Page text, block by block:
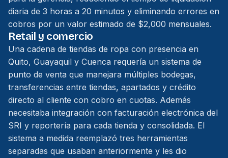
diaria de 3 horas a 20 minutos y eliminando errores en
cobros por un valor estimado de $2,000 mensuales.
Retail y comercio
Una cadena de tiendas de ropa con presencia en
Quito, Guayaquil y Cuenca requería un sistema de
punto de venta que manejara múltiples bodegas,
transferencias entre tiendas, apartados y crédito
directo al cliente con cobro en cuotas. Además
necesitaba integración con facturación electrónica del
SRI y reportería para cada tienda y consolidada. El
sistema a medida reemplazó tres herramientas
separadas que usaban anteriormente y les dio